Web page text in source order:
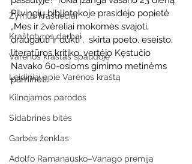
Žymūs kraštiečiai
Kraštotyros darbai
Varėnos kraštas spaudoje
Leidiniai apie Varėnos kraštą
Kilnojamos parodos
Sidabrinės bitės
Garbės ženklas
Adolfo Ramanausko–Vanago premija
Pilvingių bibliotekoje prasidėjo popietė
„Mes ir žvėreliai mokomės svajoti,
draugauti ir dūkti“,  skirta poeto, eseisto,
literatūros kritiko, vertėjo Kęstučio
Navako 60-osioms gimimo metinėms
paminėti.